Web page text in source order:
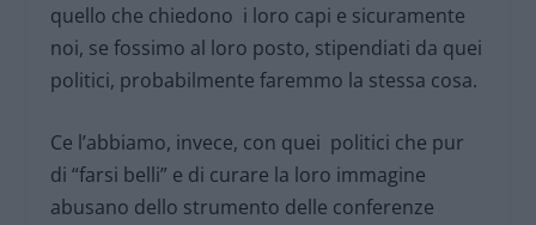
quello che chiedono i loro capi e sicuramente
noi, se fossimo al loro posto, stipendiati da quei
politici, probabilmente faremmo la stessa cosa.
Ce l’abbiamo, invece, con quei politici che pur
di “farsi belli” e di curare la loro immagine
abusano dello strumento delle conferenze